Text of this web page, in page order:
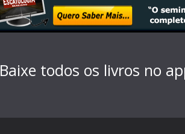
Baixe todos os livros no